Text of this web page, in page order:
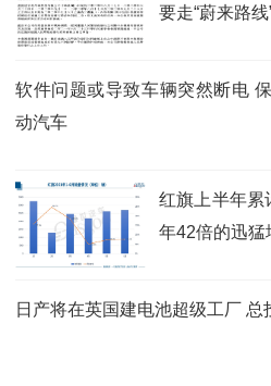
要走“蔚来路线
软件问题或导致车辆突然断电
动汽车
红旗上半年累
年42倍的迅猛
日产将在英国建电池超级工厂 总